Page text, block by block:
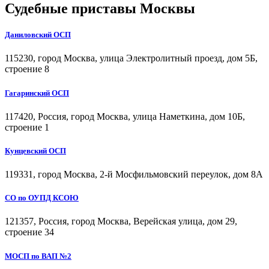
Судебные приставы Москвы
Даниловский ОСП
115230, город Москва, улица Электролитный проезд, дом 5Б,
строение 8
Гагаринский ОСП
117420, Россия, город Москва, улица Наметкина, дом 10Б,
строение 1
Кунцевский ОСП
119331, город Москва, 2-й Мосфильмовский переулок, дом 8А
СО по ОУПД КСОЮ
121357, Россия, город Москва, Верейская улица, дом 29,
строение 34
МОСП по ВАП №2